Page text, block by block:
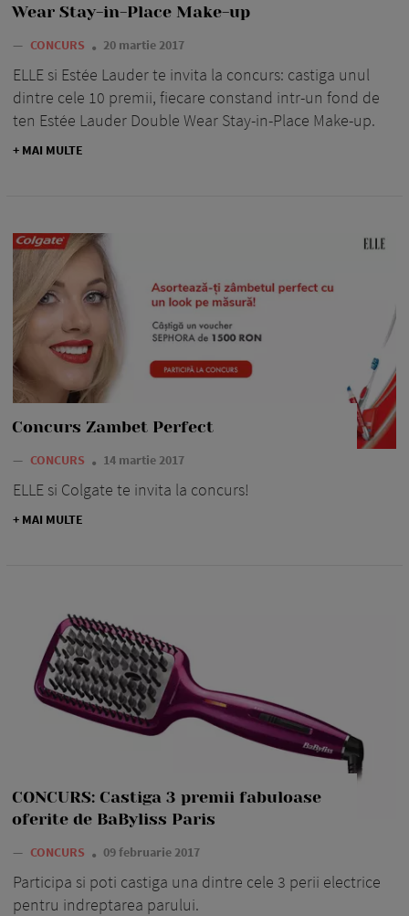
Wear Stay-in-Place Make-up
— CONCURS 20 martie 2017
ELLE si Estée Lauder te invita la concurs: castiga unul
dintre cele 10 premii, fiecare constand intr-un fond de
ten Estée Lauder Double Wear Stay-in-Place Make-up.
+ MAI MULTE
Concurs Zambet Perfect
— CONCURS 14 martie 2017
ELLE si Colgate te invita la concurs!
+ MAI MULTE
CONCURS: Castiga 3 premii fabuloase
oferite de BaByliss Paris
— CONCURS 09 februarie 2017
Participa si poti castiga una dintre cele 3 perii electrice
pentru indreptarea parului.